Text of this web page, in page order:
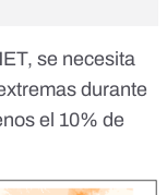
se necesita
durante
el 10% de